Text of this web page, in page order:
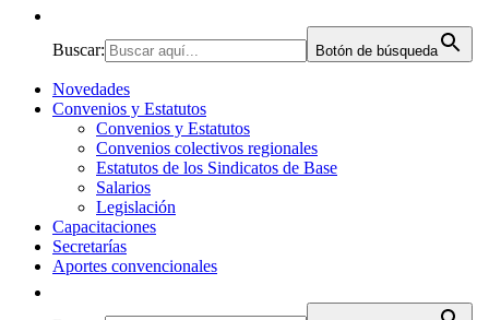
Buscar: Botón de búsqueda
Novedades
Convenios y Estatutos
Convenios y Estatutos
Convenios colectivos regionales
Estatutos de los Sindicatos de Base
Salarios
Legislación
Capacitaciones
Secretarías
Aportes convencionales